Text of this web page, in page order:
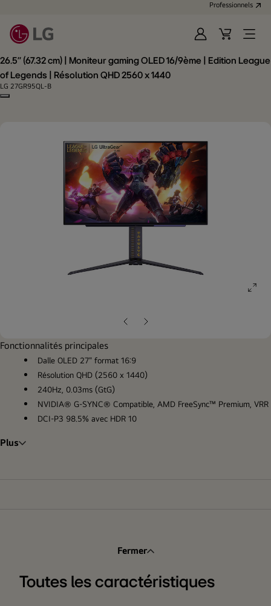
Professionnels
Se
connecter
Panier
d'achat
Open
26.5'' (67.32 cm) | Moniteur gaming OLED 16/9ème | Edition League
of Legends | Résolution QHD 2560 x 1440
LG 27GR95QL-B
Copy model name
DiapositiveDiapositive
Fonctionnalités principales
Dalle OLED 27" format 16:9
Résolution QHD (2560 x 1440)
240Hz, 0.03ms (GtG)
NVIDIA® G-SYNC® Compatible, AMD FreeSync™ Premium, VRR
DCI-P3 98.5% avec HDR 10
Plus
Fermer
Toutes les caractéristiques